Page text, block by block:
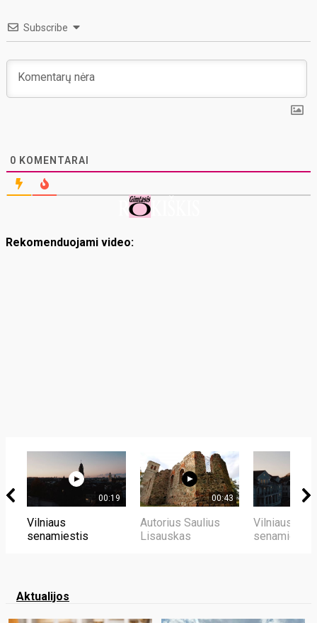
Subscribe
0 KOMENTARAI
Rekomenduojami video:
00:19
Vilniaus
senamiestis
00:43
Autorius Saulius
Lisauskas
Vilniaus
senamiestis
Aktualijos